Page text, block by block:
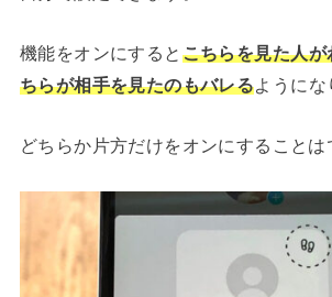
機能をオンにすると こちらを見た人が
ちらが相手を見たのもバレるようにな
どちらか片方だけをオンにすることは